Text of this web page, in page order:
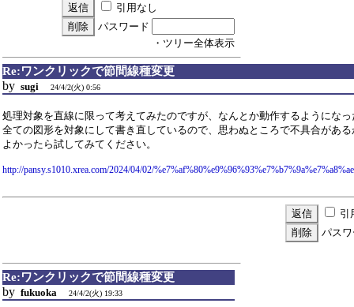
引用なし
パスワード
・ツリー全体表示
Re:ワンクリックで節間線種変更
by sugi 24/4/2(火) 0:56
処理対象を直線に限って考えてみたのですが、なんとか動作するようにな
全ての図形を対象にして書き直しているので、思わぬところで不具合があ
よかったら試してみてください。
http://pansy.s1010.xrea.com/2024/04/02/
引
パス
Re:ワンクリックで節間線種変更
by fukuoka 24/4/2(火) 19:33